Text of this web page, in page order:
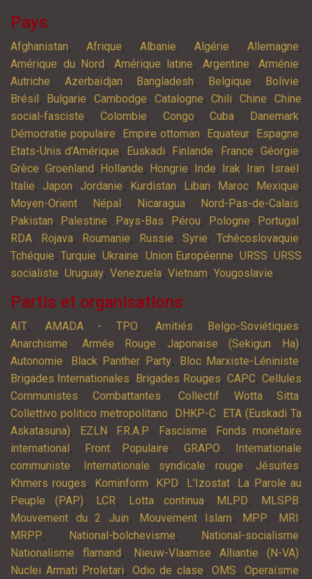
Pays
Afghanistan, Afrique, Albanie, Algérie, Allemagne,
Amérique du Nord , Amérique latine, Argentine, Arménie,
Autriche, Azerbaïdjan, Bangladesh, Belgique, Bolivie,
Brésil , Bulgarie, Cambodge, Catalogne, Chili, Chine, Chine
social-fasciste, Colombie, Congo,Cuba, Danemark,
Démocratie populaire, Empire ottoman, Equateur, Espagne,
Etats-Unis d'Amérique, Euskadi, Finlande, France,Géorgie,
Grèce, Groenland , Hollande, Hongrie, Inde, Irak, Iran, Israël ,
Italie, Japon, Jordanie, Kurdistan, Liban, Maroc, Mexique,
Moyen-Orient, Népal , Nicaragua, Nord-Pas-de-Calais,
Pakistan, Palestine, Pays-Bas, Pérou, Pologne, Portugal ,
RDA, Rojava, Roumanie, Russie, Syrie, Tchécoslovaquie,
Tchéquie,Turquie,Ukraine, Union Européenne, URSS,URSS
socialiste, Uruguay, Venezuela, Vietnam, Yougoslavie,
Partis et organisations
AIT, AMADA - TPO,Amitiés Belgo-Soviétiques,
Anarchisme, Armée Rouge Japonaise (Sekigun Ha),
Autonomie, Black Panther Party, Bloc Marxiste-Léniniste,
Brigades Internationales, Brigades Rouges, CAPC,Cellules
Communistes Combattantes, Collectif Wotta Sitta,
Collettivo politico metropolitano, DHKP-C, ETA (Euskadi Ta
Askatasuna), EZLN , F.R.A.P, Fascisme,
Fonds monétaire
international , Front Populaire, GRAPO,
Internationale
communiste, Internationale syndicale rouge, Jésuites,
Khmers rouges, Kominform, KPD, L’Izostat, La Parole au
Peuple (PAP), LCR, Lotta continua, MLPD, MLSPB,
Mouvement du 2 Juin, Mouvement Islam, MPP, MRI ,
MRPP, National-bolchevisme, National-socialisme,
Nationalisme flamand , Nieuw-Vlaamse Alliantie (N-VA),
Nuclei Armati Proletari, Odio de clase,OMS,Operaïsme,